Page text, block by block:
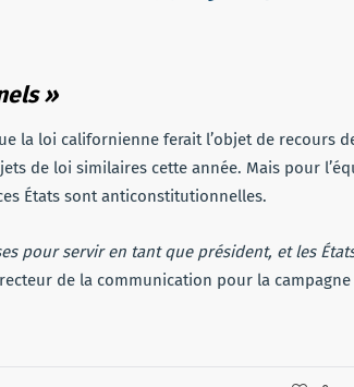
»
la loi californienne ferait l’objet de recours
de loi similaires cette année. Mais pour
États sont anticonstitutionnelles.
pour servir en tant que président, et les
de la communication pour la